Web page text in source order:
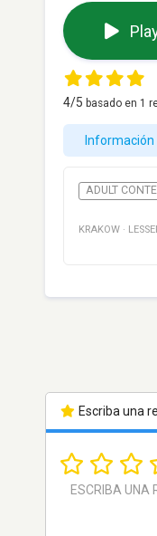
4/5 basado en 1
Información
ADULT
KRAKOW ·
Escriba una